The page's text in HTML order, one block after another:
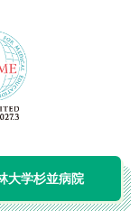
大学杉並病院